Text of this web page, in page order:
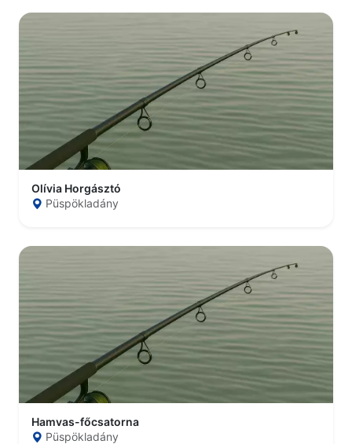
Olívia Horgásztó
Püspökladány
Hamvas-főcsatorna
Püspökladány